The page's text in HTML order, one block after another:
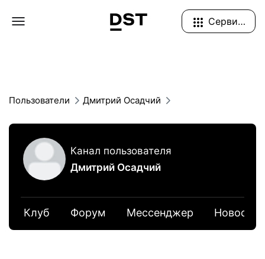
Navigation Menu Сервисы
Пользователи Дмитрий Осадчий
Канал пользователя
Дмитрий Осадчий
Клуб Форум Мессенджер Новости